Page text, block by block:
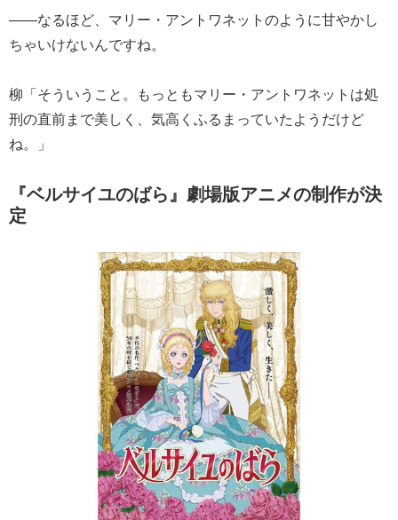
――なるほど、マリー・アントワネットのように甘やかし
ちゃいけないんですね。
柳「そういうこと。もっともマリー・アントワネットは処
刑の直前まで美しく、気高くふるまっていたようだけど
ね。」
『ベルサイユのばら』劇場版アニメの制作が決
定